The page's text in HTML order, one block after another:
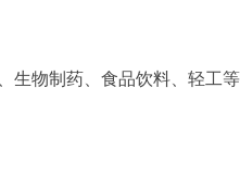
物制药、食品饮料、轻工等